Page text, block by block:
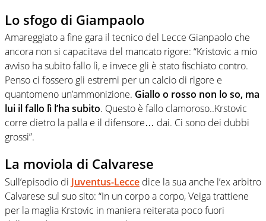
Lo sfogo di Giampaolo
Amareggiato a fine gara il tecnico del Lecce Gianpaolo che
ancora non si capacitava del mancato rigore: “Kristovic a mio
avviso ha subito fallo lì, e invece gli è stato fischiato contro.
Penso ci fossero gli estremi per un calcio di rigore e
quantomeno un’ammonizione. Giallo o rosso non lo so, ma
lui il fallo lì l’ha subito. Questo è fallo clamoroso..Krstovic
corre dietro la palla e il difensore… dai. Ci sono dei dubbi
grossi”.
La moviola di Calvarese
Sull’episodio di Juventus-Lecce dice la sua anche l’ex arbitro
Calvarese sul suo sito: “In un corpo a corpo, Veiga trattiene
per la maglia Krstovic in maniera reiterata poco fuori